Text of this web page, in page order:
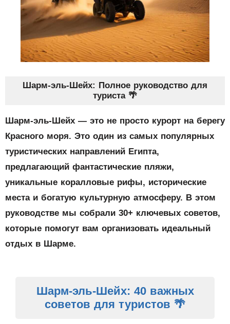
Шарм-эль-Шейх: Полное руководство для
туриста 🌴
Шарм-эль-Шейх — это не просто курорт на берегу
Красного моря. Это один из самых популярных
туристических направлений Египта,
предлагающий фантастические пляжи,
уникальные коралловые рифы, исторические
места и богатую культурную атмосферу. В этом
руководстве мы собрали 30+ ключевых советов,
которые помогут вам организовать идеальный
отдых в Шарме.
Шарм-эль-Шейх: 40 важных
советов для туристов 🌴